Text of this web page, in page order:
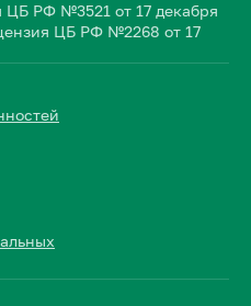
ЦБ РФ №3521 от 17 декабря
ЦБ РФ №2268 от 17